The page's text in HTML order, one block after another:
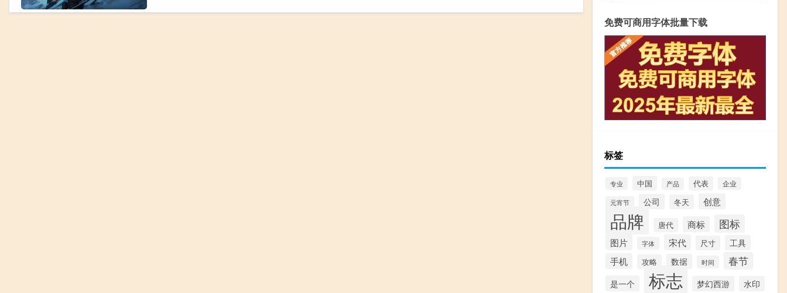
免费可商用字体批量下载
标签
专业 中国 产品 代表 企业
元宵节 公司 冬天 创意
品牌 唐代 商标 图标
图片 字体 宋代 尺寸 工具
手机 攻略 数据 时间 春节
是一个 标志 梦幻西游 水印